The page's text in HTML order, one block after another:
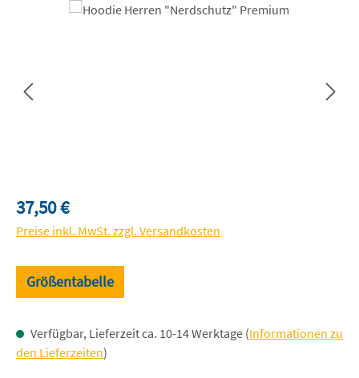
Bildergalerie überspringen
Regulärer Preis:
37,50 €
Preise inkl. MwSt. zzgl. Versandkosten
Größentabelle
Verfügbar, Lieferzeit ca. 10-14 Werktage (Informationen zu
den Lieferzeiten)